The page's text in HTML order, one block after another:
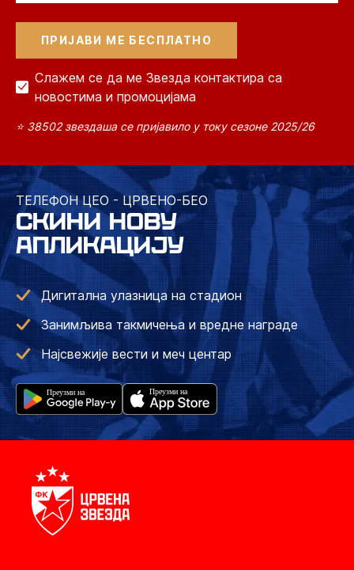
Слажем се да ме Звезда контактира са
новостима и промоцијама
⭐ 38502 звездаша се пријавило у току сезоне 2025/26
ТЕЛЕФОН ЦЕО - ЦРВЕНО-БЕО
СКИНИ НОВУ
АПЛИКАЦИЈУ
Дигитална улазница на стадион
Занимљива такмичења и вредне награде
Најсвежије вести и меч центар